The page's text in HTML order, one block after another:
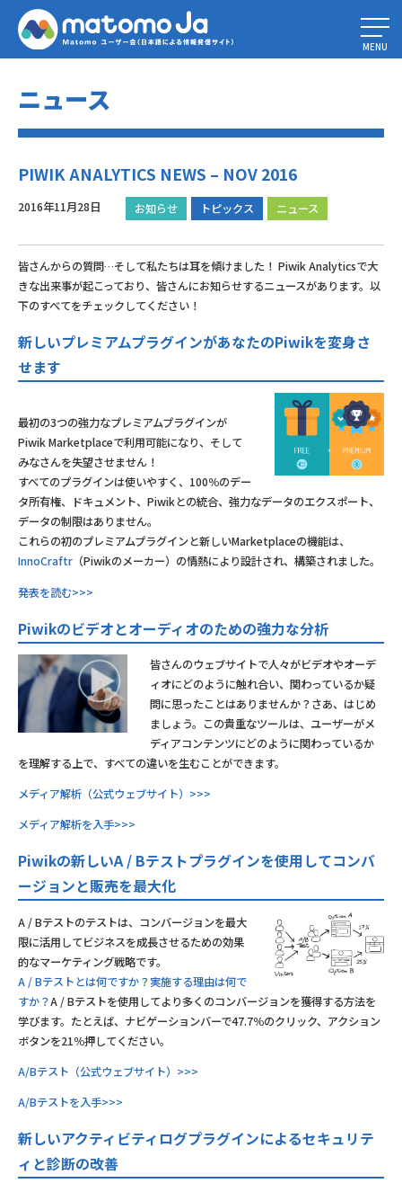
Home» PIWIK ANALYTICS NEWS – NOV 2016
MENU
ニュース
PIWIK ANALYTICS NEWS – NOV 2016
2016年11月28日 お知らせ トピックス ニュース
皆さんからの質問…そして私たちは耳を傾けました！ Piwik Analyticsで大
きな出来事が起こっており、皆さんにお知らせするニュースがあります。以
下のすべてをチェックしてください！
新しいプレミアムプラグインがあなたのPiwikを変身さ
せます
最初の3つの強力なプレミアムプラグインが
Piwik Marketplaceで利用可能になり、そして
みなさんを失望させません！
すべてのプラグインは使いやすく、100％のデー
タ所有権、ドキュメント、Piwikとの統合、強力なデータのエクスポート、
データの制限はありません。
これらの初のプレミアムプラグインと新しいMarketplaceの機能は、
InnoCraftr （Piwikのメーカー）の情熱により設計され、構築されました。
発表を読む>>>
Piwikのビデオとオーディオのための強力な分析
皆さんのウェブサイトで人々がビデオやオーデ
ィオにどのように触れ合い、関わっているか疑
問に思ったことはありませんか？さあ、はじめ
ましょう。この貴重なツールは、ユーザーがメ
ディアコンテンツにどのように関わっているか
を理解する上で、すべての違いを生むことができます。
メディア解析（公式ウェブサイト）>>>
メディア解析を入手>>>
Piwikの新しいA / Bテストプラグインを使用してコンバ
ージョンと販売を最大化
A / Bテストのテストは、コンバージョンを最大
限に活用してビジネスを成長させるための効果
的なマーケティング戦略です。
A / Bテストとは何ですか？実施する理由は何で
すか？A / Bテストを使用してより多くのコンバージョンを獲得する方法を
学びます。たとえば、ナビゲーションバーで47.7％のクリック、アクション
ボタンを21％押してください。
A/Bテスト（公式ウェブサイト）>>>
A/Bテストを入手>>>
新しいアクティビティログプラグインによるセキュリテ
ィと診断の改善